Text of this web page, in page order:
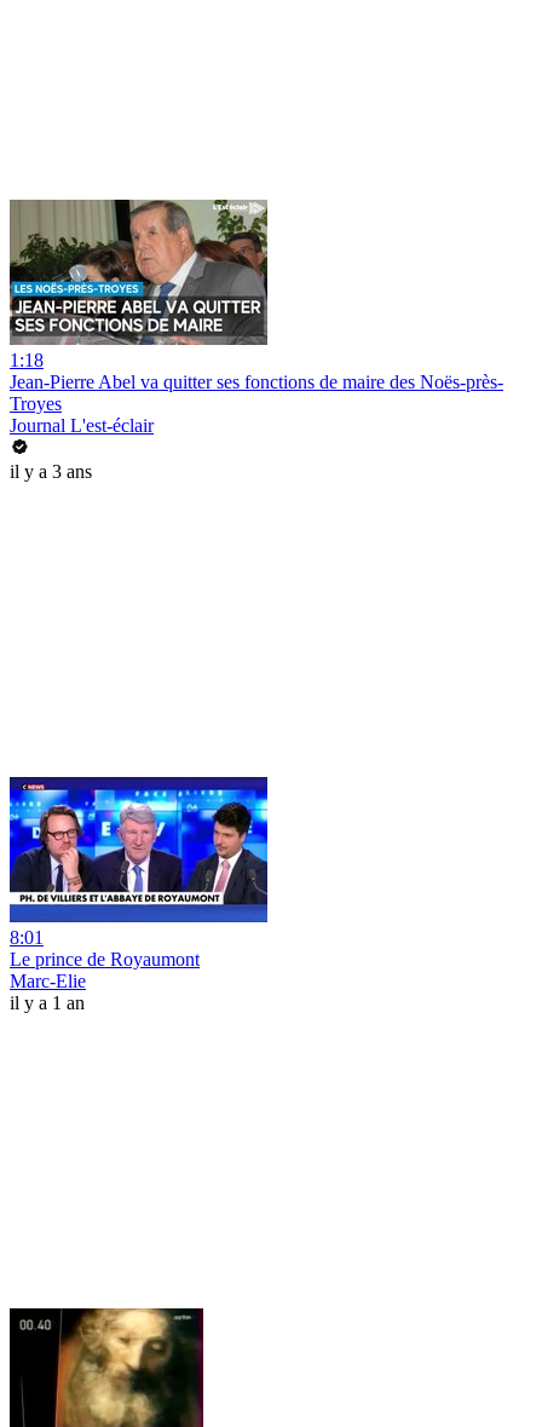
1:18
Jean-Pierre Abel va quitter ses fonctions de maire des Noës-près-
Troyes
Journal L'est-éclair
il y a 3 ans
8:01
Le prince de Royaumont
Marc-Elie
il y a 1 an